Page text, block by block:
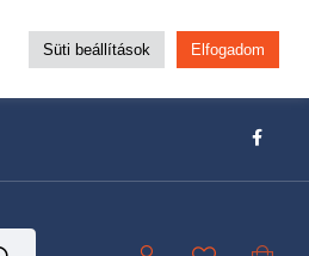
Süti beállítások Elfogadom